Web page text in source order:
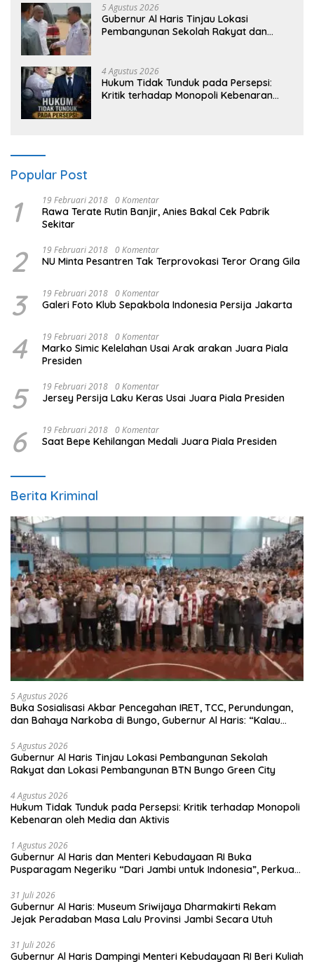
depan sudah ada di tangan”
5 Agustus 2026
Gubernur Al Haris Tinjau Lokasi
Pembangunan Sekolah Rakyat dan
4 Agustus 2026
Hukum Tidak Tunduk pada Persepsi:
Kritik terhadap Monopoli Kebenaran
Popular Post
1 19 Februari 2018 0 Komentar
Rawa Terate Rutin Banjir, Anies Bakal Cek Pabrik
Sekitar
2 19 Februari 2018 0 Komentar
NU Minta Pesantren Tak Terprovokasi Teror Orang Gila
3 19 Februari 2018 0 Komentar
Galeri Foto Klub Sepakbola Indonesia Persija Jakarta
4 19 Februari 2018 0 Komentar
Marko Simic Kelelahan Usai Arak arakan Juara Piala
Presiden
5 19 Februari 2018 0 Komentar
Jersey Persija Laku Keras Usai Juara Piala Presiden
6 19 Februari 2018 0 Komentar
Saat Bepe Kehilangan Medali Juara Piala Presiden
Berita Kriminal
5 Agustus 2026
Buka Sosialisasi Akbar Pencegahan IRET, TCC, Perundungan,
dan Bahaya Narkoba di Bungo, Gubernur Al Haris: “Kalau
tangan”
5 Agustus 2026
Gubernur Al Haris Tinjau Lokasi Pembangunan Sekolah
Rakyat dan Lokasi Pembangunan BTN Bungo Green City
4 Agustus 2026
Hukum Tidak Tunduk pada Persepsi: Kritik terhadap Monopoli
Kebenaran oleh Media dan Aktivis
1 Agustus 2026
Gubernur Al Haris dan Menteri Kebudayaan RI Buka
Pusparagam Negeriku “Dari Jambi untuk Indonesia”, Perkuat
31 Juli 2026
Gubernur Al Haris: Museum Sriwijaya Dharmakirti Rekam
Jejak Peradaban Masa Lalu Provinsi Jambi Secara Utuh
31 Juli 2026
Gubernur Al Haris Dampingi Menteri Kebudayaan RI Beri Kuliah